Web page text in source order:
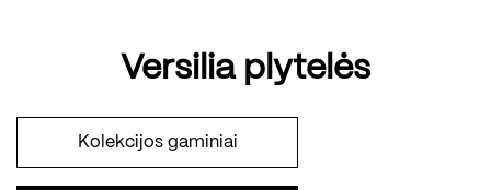
Versilia plytelės
Kolekcijos gaminiai